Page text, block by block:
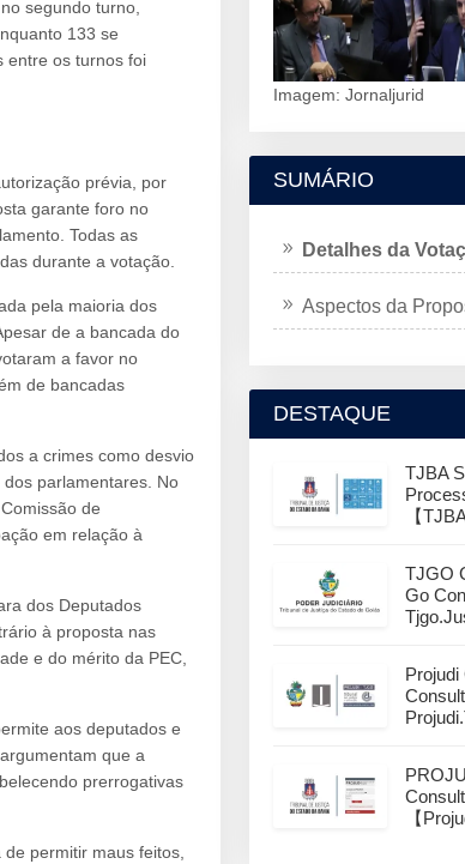
segundo turno,
133 se
entre os turnos foi
prévia, por
garante foro no
Todas as
durante a votação.
pela maioria dos
de a bancada do
a favor no
de bancadas
a crimes como desvio
parlamentares. No
de
em relação à
dos Deputados
à proposta nas
e do mérito da PEC,
aos deputados e
que a
prerrogativas
permitir maus feitos,
Imagem: Jornaljurid
SUMÁRIO
Detalhes da
Aspectos da
DESTAQUE
TJBA
【
TJGO
Go
Projudi
【